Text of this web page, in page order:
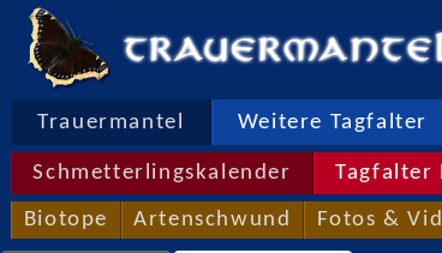
Trauermantel Weitere Tagfalter
Schmetterlingskalender Tagfalter
Biotope Artenschwund Fotos &